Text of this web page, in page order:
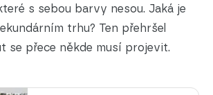
s sebou barvy nesou. Jaká je
trhu? Ten přehršel
se přece někde musí projevit.